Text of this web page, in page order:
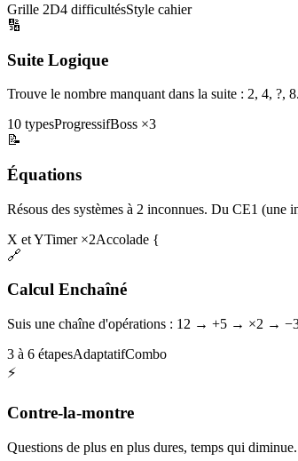
Grille 2D4 difficultésStyle cahier
🔢
Suite Logique
Trouve le nombre manquant dans la suite : 2, 4, ?,
10 typesProgressifBoss ×3
📝
Équations
Résous des systèmes à 2 inconnues. Du CE1 (une
X et YTimer ×2Accolade {
🔗
Calcul Enchaîné
Suis une chaîne d'opérations : 12 → +5 → ×2 →
3 à 6 étapesAdaptatifCombo
⚡
Contre-la-montre
Questions de plus en plus dures, temps qui